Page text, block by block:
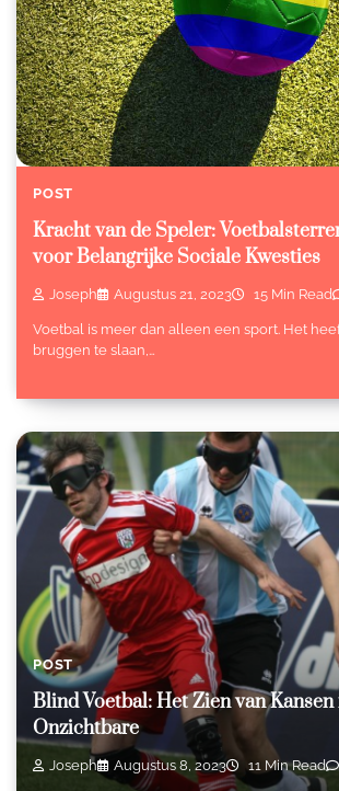
POST
Kracht van de Speler:
voor Belangrijke Sociale Kwesties
Joseph Augustus 21, 2023 15 Min Read
Voetbal is meer dan alleen een sport. Het
bruggen te slaan,…
POST
Blind Voetbal: Het Zien van
Onzichtbare
Joseph Augustus 8, 2023 11 Min Read